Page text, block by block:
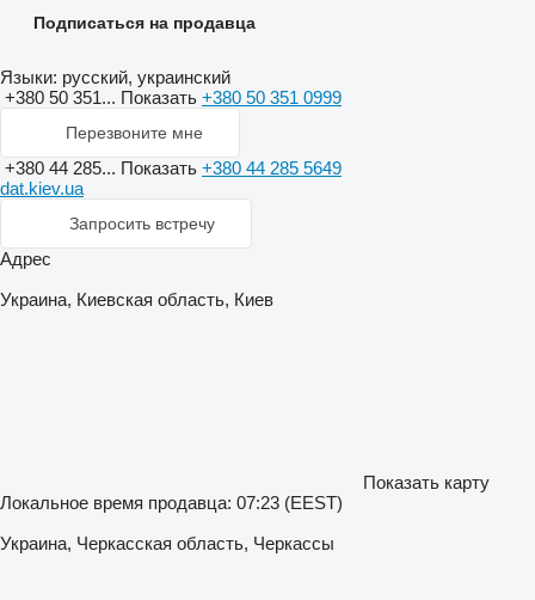
Подписаться на продавца
Языки: русский, украинский
+380 50 351... Показать +380 50 351 0999
Перезвоните мне
+380 44 285... Показать +380 44 285 5649
dat.kiev.ua
Запросить встречу
Адрес
Украина, Киевская область, Киев
Показать карту
Локальное время продавца: 07:23 (EEST)
Украина, Черкасская область, Черкассы